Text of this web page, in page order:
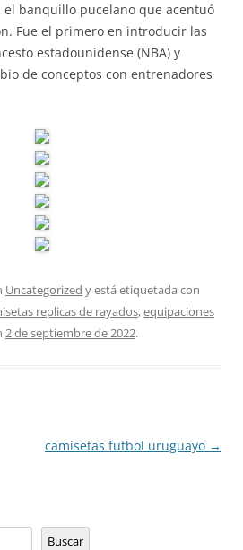
banquillo pucelano que acentuó
Fue el primero en introducir las
estadounidense (NBA) y
de conceptos con entrenadores
Uncategorized y está etiquetada con
replicas de rayados,equipaciones
2 de septiembre de 2022.
camisetas futbol uruguayo →
Buscar